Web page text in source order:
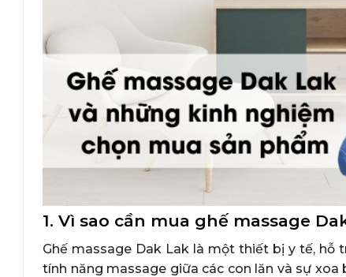
1. Vì sao cần mua ghế massage
Ghế massage Dak Lak là một thiết bị y tế, hỗ
tính năng massage giữa các con lăn và sự